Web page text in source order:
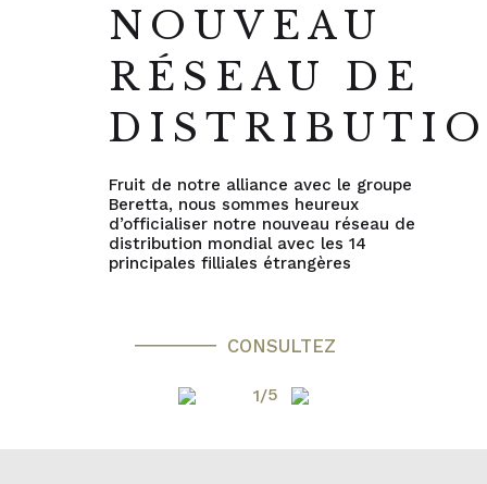
NOUVEAU
RÉSEAU DE
Fruit de notre alliance avec le groupe
Beretta, nous sommes heureux
d’officialiser notre nouveau réseau de
distribution mondial avec les 14
principales filliales étrangères
CONSULTEZ